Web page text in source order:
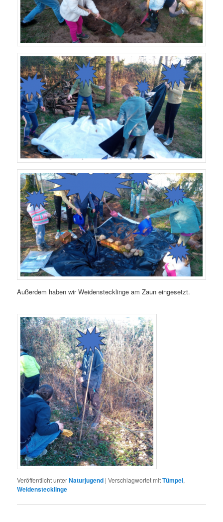
Außerdem haben wir Weidenstecklinge am Zaun eingesetzt.
Veröffentlicht unterNaturjugend |Verschlagwortet mitTümpel,
Weidenstecklinge